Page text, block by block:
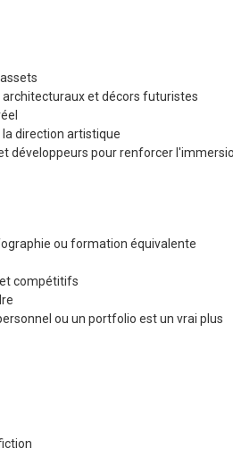
et décors futuristes
direction artistique
développeurs pour renforcer
ou formation équivalente
compétitifs
ou un portfolio est un vrai plus